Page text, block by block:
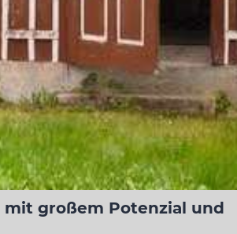
mit großem Potenzial und